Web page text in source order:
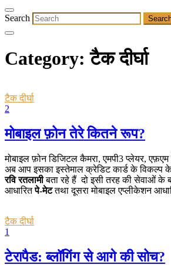
Search
Category:टैक दीर्घा
टैक दीर्घा
2
मोबाइल फ़ोन तेरे कितने रूप?
मोबाइल फ़ोन डिजिटल कैमरा, एमपी3 प्लेयर, एफ़एम
अब आप इसका इस्तेमाल क्रेडिट कार्ड के विकल्प
रवि रतलामीबता रहे हैं दो इसी तरह की सेवाओं के
आधारितपे-मेटतथा दूसरा मोबाइल एप्लीकेशन
टैक दीर्घा
1
टेरापैड: ब्लॉगिंग से आगे की सोच?